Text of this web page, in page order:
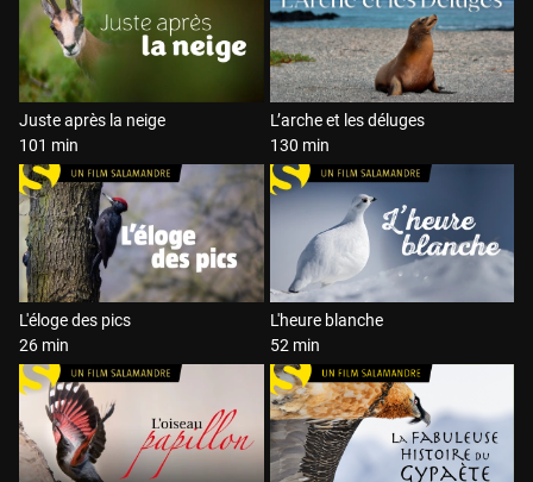
Juste après la neige
101 min
L’arche et les déluges
130 min
L'éloge des pics
26 min
L'heure blanche
52 min